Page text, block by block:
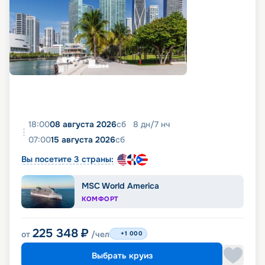
18:0008 августа 2026сб 8 дн/7 нч
07:0015 августа 2026сб
Вы посетите 3 страны:
MSC World America
КОМФОРТ
от 225 348 ₽ /чел +1 000
Выбрать круиз